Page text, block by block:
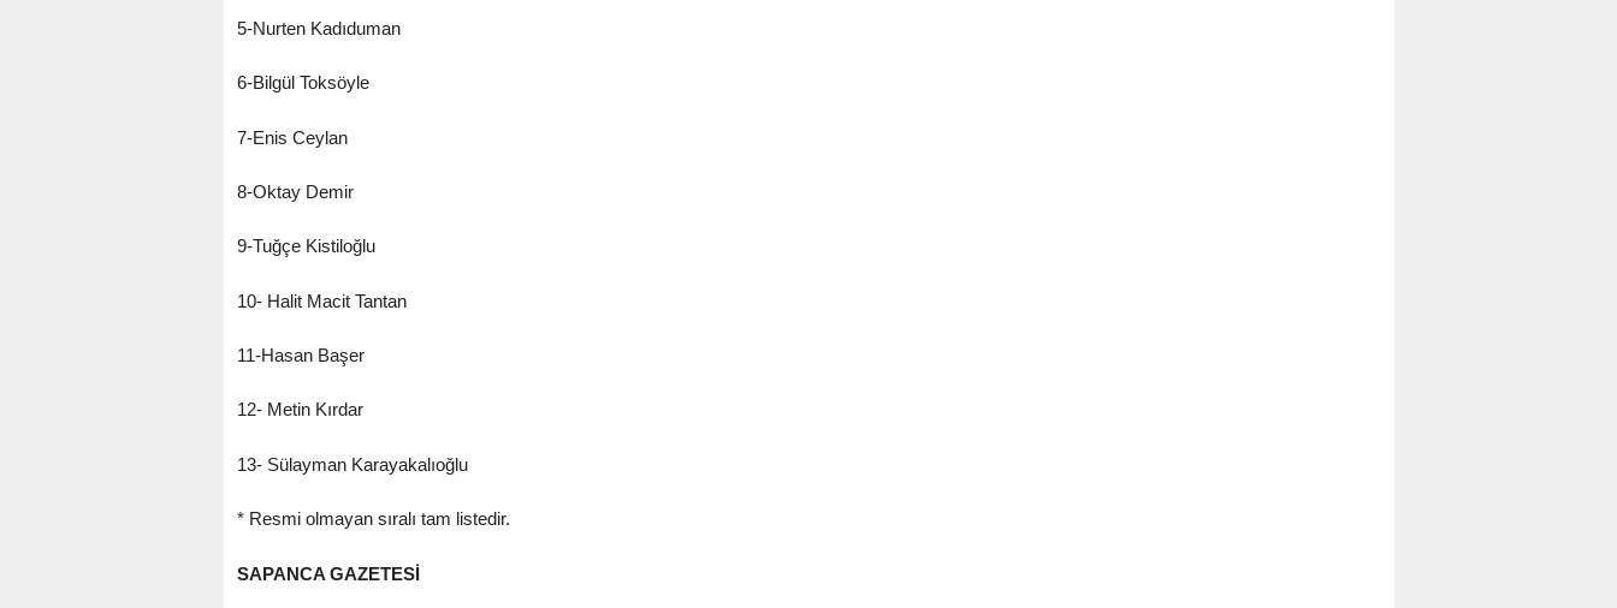
5-Nurten Kadıduman
6-Bilgül Toksöyle
7-Enis Ceylan
8-Oktay Demir
9-Tuğçe Kistiloğlu
10- Halit Macit Tantan
11-Hasan Başer
12- Metin Kırdar
13- Sülayman Karayakalıoğlu
* Resmi olmayan sıralı tam listedir.
SAPANCA GAZETESİ